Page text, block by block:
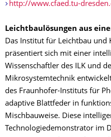
http://www.cfaed.tu-
Leichtbaulösungen aus
Das Institut für Leichtbau und
präsentiert sich mit einer
Wissenschaftler des ILK und
Mikrosystemtechnik
des Fraunhofer-Instituts für
adaptive Blattfeder in
Mischbauweise. Diese
Technologiedemonstrator im